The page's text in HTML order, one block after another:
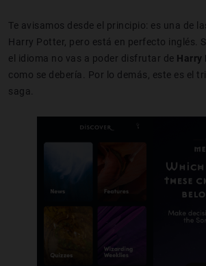
Te avisamos desde el principio: es una de
Harry Potter, pero está en perfecto inglés.
el idioma no vas a poder disfrutar de Harry
como se debería. Por lo demás, este es el
saga.